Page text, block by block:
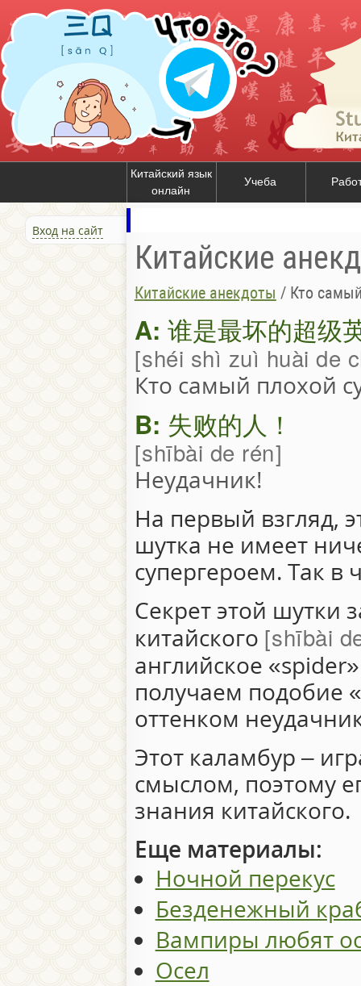
Китайский язык
онлайн
Учеба
Вход на сайт
Китайские
Китайские анекдоты / Кто
A: 谁是最坏的超级
shéi shì zuì huài de
Кто самый плохой
B: 失败的人！
shībài de rén
Неудачник!
На первый взгляд,
шутка не имеет
супергероем. Так в
Секрет этой шутки
китайского shībài
английское
получаем подобие
оттенком
Этот каламбур –
смыслом, поэтому
знания китайского.
Еще материалы:
Ночной перекус
Безденежный
Вампиры любят
Осел